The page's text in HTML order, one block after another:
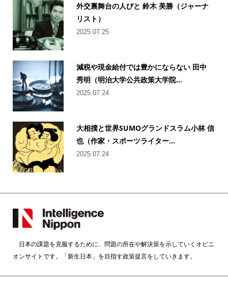
外交裏舞台の人びと 鈴木 美勝（ジャーナ
リスト）
2025.07.25
減税や現金給付では豊かにならない 田中
秀明（明治大学公共政策大学院...
2025.07.24
大相撲と世界SUMOグランドスラム小林 信
也（作家・スポーツライター...
2025.07.24
日本の課題を克服するために、問題の所在や解決策を示していくオピニ
オンサイトです。「新生日本」を目指す政策提言をしていきます。